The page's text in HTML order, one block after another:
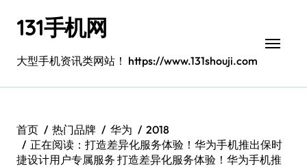
131手机网
大型手机资讯类网站！ https://www.131shouji.com
首页 热门品牌 华为
2018
正在阅读：打造差异化服务体验！华为手机推出保时
捷设计用户专属服务 打造差异化服务体验！华为手机推